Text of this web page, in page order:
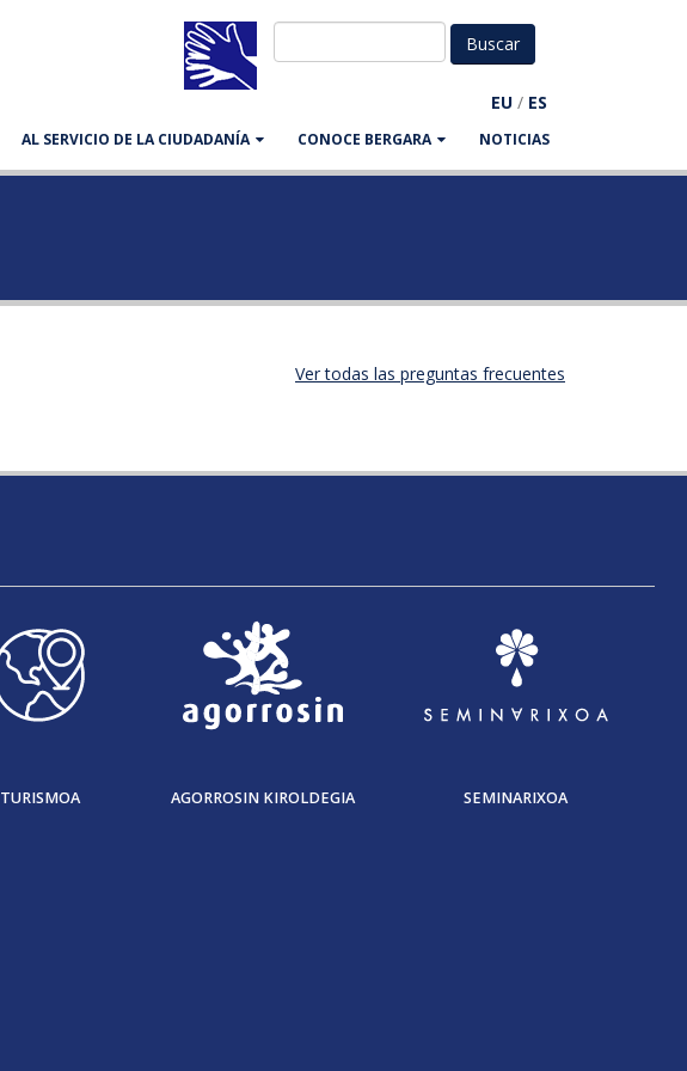
EU / ES
AL SERVICIO DE LA CIUDADANÍA CONOCE BERGARA NOTICIAS
Ver todas las preguntas frecuentes
TURISMOA AGORROSIN KIROLDEGIA SEMINARIXOA